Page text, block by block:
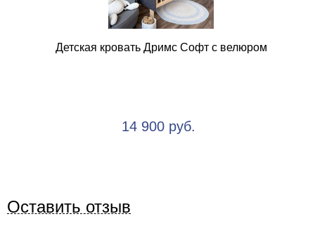
Детская кровать Дримс Софт с велюром
14 900 руб.
Оставить отзыв